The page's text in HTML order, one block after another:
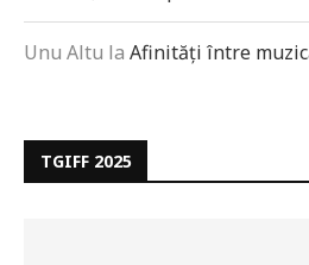
Unu Altu la Afinități între
TGIFF 2025